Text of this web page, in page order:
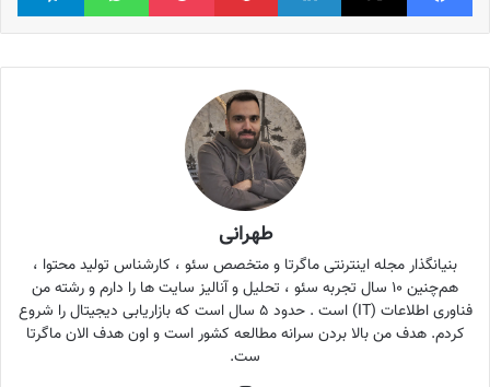
طهرانی
بنیانگذار مجله اینترنتی ماگرتا و متخصص سئو ، کارشناس تولید محتوا ،
هم‌چنین ۱۰ سال تجربه سئو ، تحلیل و آنالیز سایت ها را دارم و رشته من
فناوری اطلاعات (IT) است . حدود ۵ سال است که بازاریابی دیجیتال را شروع
کردم. هدف من بالا بردن سرانه مطالعه کشور است و اون هدف الان ماگرتا
ست.